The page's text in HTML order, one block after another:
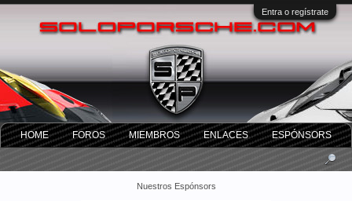
Entra o regístrate
Nuestros Espónsors
HOME FOROS MIEMBROS ENLACES ESPÓNSORS